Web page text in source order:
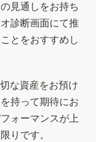
見通しをお持ち
診断画面にて推
とをおすすめし
な資産をお預け
持って期待にお
ォーマンスが上
りです。